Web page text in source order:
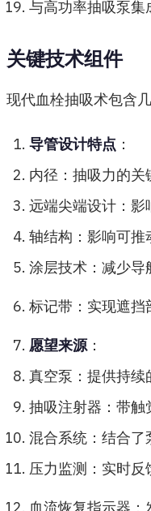
与高功率抽吸泵集
关键技术组件
现代血栓抽吸术包含
导管设计特点 ：
内径：抽吸力的关
远端尖端设计：影
轴结构：影响可推
涂层技术：减少导
标记带：实现遮挡
愿望来源：
真空泵：提供持续
抽吸注射器：带触
混合系统：结合了
压力监测：实时反
血流恢复指示器